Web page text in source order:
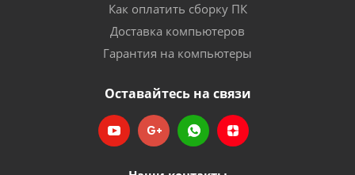
Как оплатить сборку ПК
Доставка компьютеров
Гарантия на компьютеры
Оставайтесь на связи